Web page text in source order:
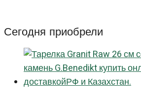
20
см
Оптимо
Хэндпейнтед
(Optimo
Сегодня приобрели